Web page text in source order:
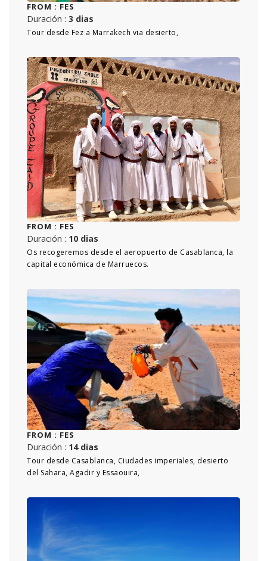
FROM : FES
Duración : 3 dias
Tour desde Fez a Marrakech via desierto,
FROM : FES
Duración : 10 dias
Os recogeremos desde el aeropuerto de Casablanca, la
capital económica de Marruecos.
FROM : FES
Duración : 14 dias
Tour desde Casablanca, Ciudades imperiales, desierto
del Sahara, Agadir y Essaouira,